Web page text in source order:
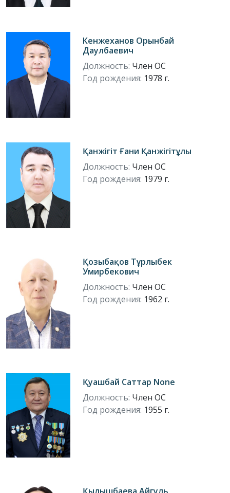
Кенжеханов Орынбай
Даулбаевич
Должность: Член ОС
Год рождения: 1978 г.
Қанжігіт Ғани Қанжігітұлы
Должность: Член ОС
Год рождения: 1979 г.
Қозыбақов Тұрлыбек
Умирбекович
Должность: Член ОС
Год рождения: 1962 г.
Қуашбай Саттар None
Должность: Член ОС
Год рождения: 1955 г.